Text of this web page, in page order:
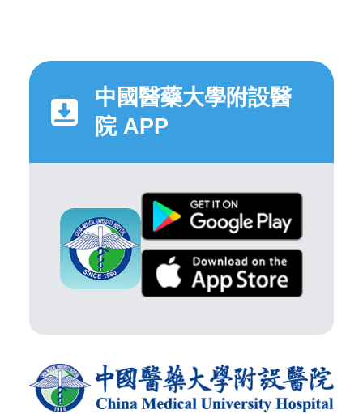
中國醫藥大學附設醫
院 APP